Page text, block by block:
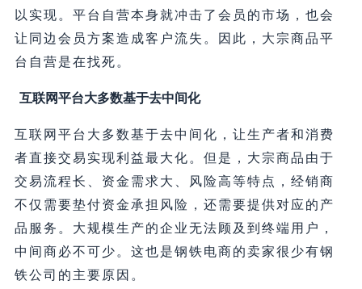
以实现。平台自营本身就冲击了会员的市场，也会
让同边会员方案造成客户流失。因此，大宗商品平
台自营是在找死。
互联网平台大多数基于去中间化
互联网平台大多数基于去中间化，让生产者和消费
者直接交易实现利益最大化。但是，大宗商品由于
交易流程长、资金需求大、风险高等特点，经销商
不仅需要垫付资金承担风险，还需要提供对应的产
品服务。大规模生产的企业无法顾及到终端用户，
中间商必不可少。这也是钢铁电商的卖家很少有钢
铁公司的主要原因。